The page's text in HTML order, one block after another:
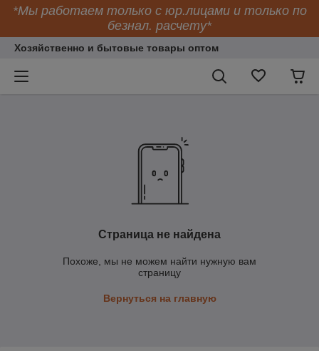
*Мы работаем только с юр.лицами и только по
безнал. расчету*
Хозяйственно и бытовые товары оптом
Страница не найдена
Похоже, мы не можем найти нужную вам
страницу
Вернуться на главную